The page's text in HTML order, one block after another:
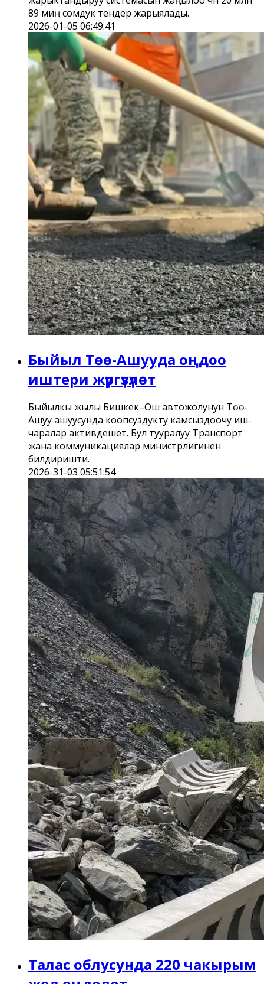
89 миң сомдук тендер жарыялады.
2026-01-05 06:49:41
Быйыл Төө-Ашууда оңдоо
иштери жүргүзүлөт
Быйылкы жылы Бишкек–Ош автожолунун Төө-
Ашуу ашуусунда коопсуздукту камсыздоочу иш-
чаралар активдешет. Бул тууралуу Транспорт
жана коммуникациялар министрлигинен
билдиришти.
2026-31-03 05:51:54
Талас облусунда 220 чакырым